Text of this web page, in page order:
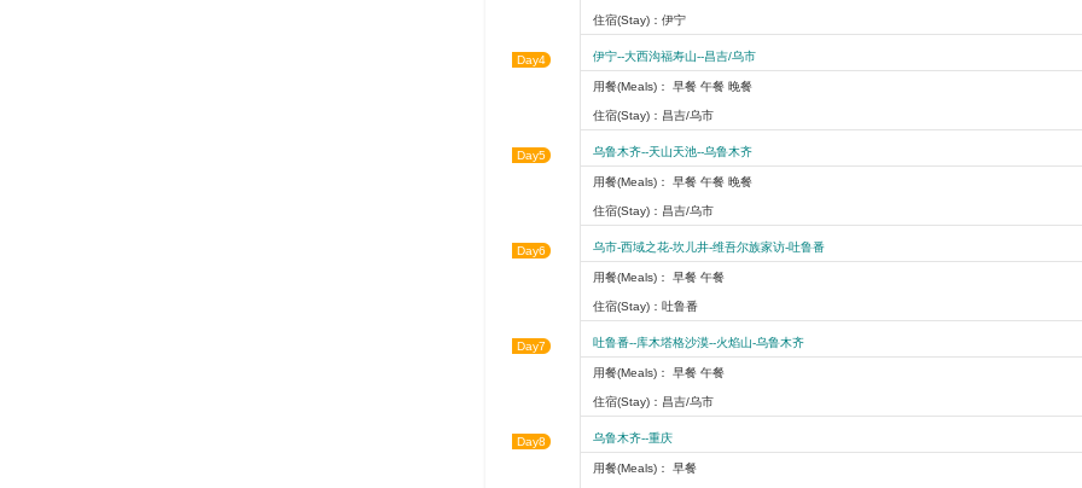
住宿(Stay)：伊宁
Day4 伊宁--大西沟福寿山--昌吉/乌市
用餐(Meals)： 早餐 午餐 晚餐
住宿(Stay)：昌吉/乌市
Day5 乌鲁木齐--天山天池--乌鲁木齐
用餐(Meals)： 早餐 午餐 晚餐
住宿(Stay)：昌吉/乌市
Day6 乌市-西域之花-坎儿井-维吾尔族家访-吐鲁番
用餐(Meals)： 早餐 午餐
住宿(Stay)：吐鲁番
Day7 吐鲁番--库木塔格沙漠--火焰山-乌鲁木齐
用餐(Meals)： 早餐 午餐
住宿(Stay)：昌吉/乌市
Day8 乌鲁木齐--重庆
用餐(Meals)： 早餐